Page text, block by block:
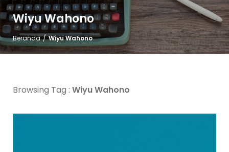
Wiyu Wahono
Beranda / Wiyu Wahono
Browsing Tag : Wiyu Wahono